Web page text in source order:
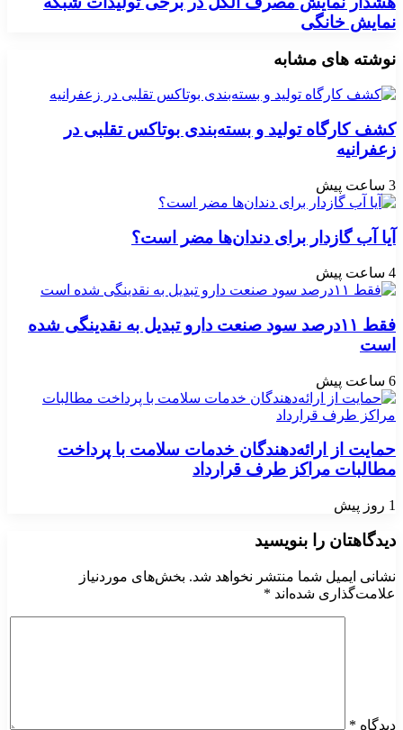
نمایش خانگی
نوشته های مشابه
کشف کارگاه تولید و بسته‌بندی بوتاکس تقلبی در
زعفرانیه
3 ساعت پیش
آیا آب گازدار برای دندان‌ها مضر است؟
4 ساعت پیش
فقط ۱۱‌درصد سود صنعت دارو تبدیل به نقدینگی شده
است
6 ساعت پیش
حمایت از ارائه‌دهندگان خدمات سلامت با پرداخت
مطالبات مراکز طرف قرارداد
1 روز پیش
دیدگاهتان را بنویسید
نشانی ایمیل شما منتشر نخواهد شد. بخش‌های موردنیاز
علامت‌گذاری شده‌اند *
دیدگاه *